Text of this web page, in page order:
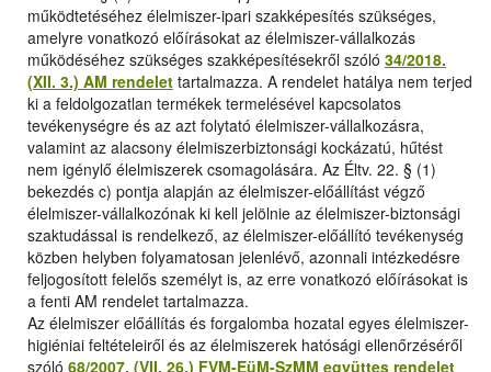
működtetéséhez élelmiszer-ipari szakképesítés szükséges,
amelyre vonatkozó előírásokat az élelmiszer-vállalkozás
működéséhez szükséges szakképesítésekről szóló 34/2018.
(XII. 3.) AM rendelet tartalmazza. A rendelet hatálya nem terjed
ki a feldolgozatlan termékek termelésével kapcsolatos
tevékenységre és az azt folytató élelmiszer-vállalkozásra,
valamint az alacsony élelmiszerbiztonsági kockázatú, hűtést
nem igénylő élelmiszerek csomagolására. Az Éltv. 22. § (1)
bekezdés c) pontja alapján az élelmiszer-előállítást végző
élelmiszer-vállalkozónak ki kell jelölnie az élelmiszer-biztonsági
szaktudással is rendelkező, az élelmiszer-előállító tevékenység
közben helyben folyamatosan jelenlévő, azonnali intézkedésre
feljogosított felelős személyt is, az erre vonatkozó előírásokat is
a fenti AM rendelet tartalmazza.
Az élelmiszer előállítás és forgalomba hozatal egyes élelmiszer-
higiéniai feltételeiről és az élelmiszerek hatósági ellenőrzéséről
szóló 68/2007. (VII. 26.) FVM-EüM-SzMM együttes rendelet